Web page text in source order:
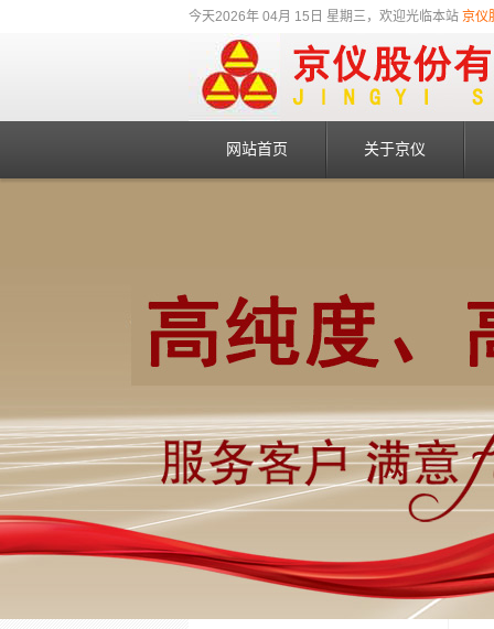
今天2026年 04月 15日 星期三，欢迎光临本站 京仪
网站首页 关于京仪